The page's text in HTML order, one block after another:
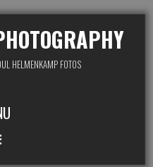
HELMENKAMP FOTOS